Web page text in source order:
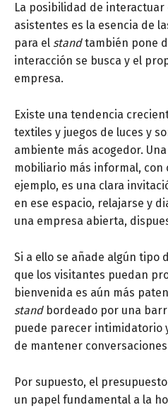
La posibilidad de interactuar
asistentes es la esencia de
para el standtambién pone
interacción se busca y el
empresa.
Existe una tendencia
textiles y juegos de luces y
ambiente más acogedor.
mobiliario más informal, con
ejemplo, es una clara
en ese espacio, relajarse y
una empresa abierta,
Si a ello se añade algún tipo
que los visitantes puedan
bienvenida es aún más
standbordeado por una
puede parecer intimidatorio
de mantener
Por supuesto, el
un papel fundamental a la